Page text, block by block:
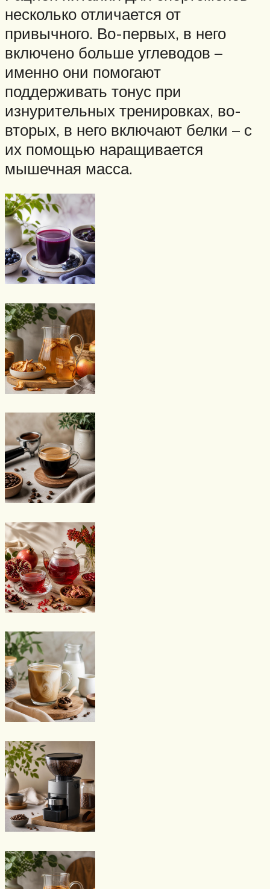
несколько отличается от
привычного. Во-первых, в него
включено больше углеводов –
именно они помогают
поддерживать тонус при
изнурительных тренировках, во-
вторых, в него включают белки – с
их помощью наращивается
мышечная масса.